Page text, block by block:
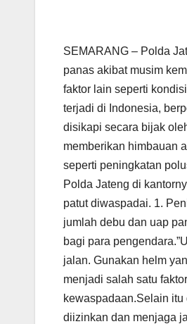
SEMARANG – Polda
panas akibat musim
faktor lain seperti
terjadi di Indonesia,
disikapi secara bijak
memberikan himbauan
seperti peningkatan
Polda Jateng di
patut diwaspadai. 1.
jumlah debu dan uap
bagi para
jalan. Gunakan helm
menjadi salah satu
kewaspadaan.Selain
diizinkan dan menjaga